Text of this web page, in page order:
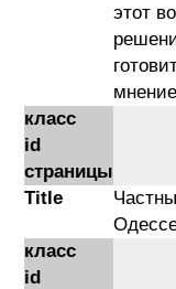
этот
класс
id
страницы
Title
класс
id